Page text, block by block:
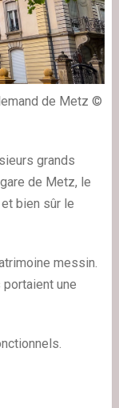
de Metz ©
grands
de Metz, le
bien sûr le
messin.
une